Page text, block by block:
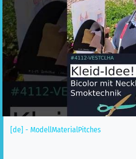
[de] - ModellMaterialPitches